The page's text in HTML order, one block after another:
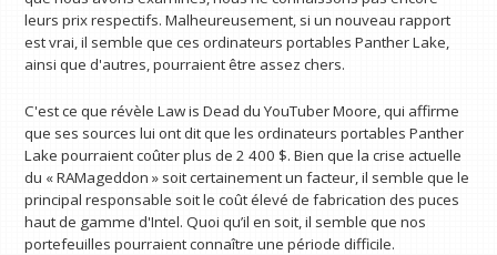
leurs prix respectifs. Malheureusement, si un nouveau rapport
est vrai, il semble que ces ordinateurs portables Panther Lake,
ainsi que d'autres, pourraient être assez chers.
C'est ce que révèle Law is Dead du YouTuber Moore, qui affirme
que ses sources lui ont dit que les ordinateurs portables Panther
Lake pourraient coûter plus de 2 400 $. Bien que la crise actuelle
du « RAMageddon » soit certainement un facteur, il semble que le
principal responsable soit le coût élevé de fabrication des puces
haut de gamme d'Intel. Quoi qu’il en soit, il semble que nos
portefeuilles pourraient connaître une période difficile.